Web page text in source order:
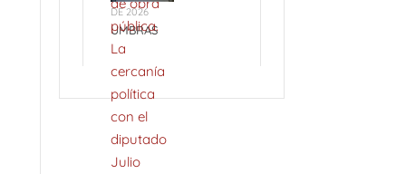
DE 2026
UMBRAS